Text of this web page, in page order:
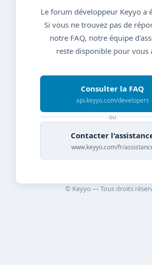
Le forum développeur Keyyo a
Si vous ne trouvez pas de
notre FAQ, notre équipe
reste disponible pour vous
Consulter la FAQ
api.keyyo.com/developers
ou
Contacter
www.keyyo.com/fr/
© Keyyo — Tous droits